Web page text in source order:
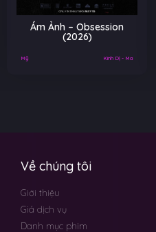
Ám Ảnh – Obsession
(2026)
Mỹ Kinh Dị - Ma
Về chúng tôi
Giới thiệu
Giá dịch vụ
Danh mục phim